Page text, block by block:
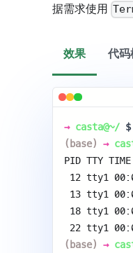
据需求使用
效果 代
→ casta@~/ $
(base) →
PID TTY TIME
12 tty1
13 tty1
18 tty1
22 tty1
(base) →